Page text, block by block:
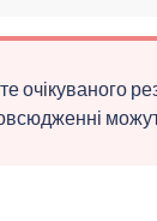
очікуваного